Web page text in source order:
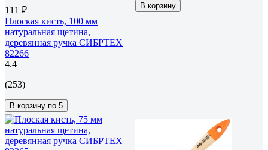
111 ₽
Плоская кисть, 100 мм
натуральная щетина,
деревянная ручка СИБРТЕХ
82266
4.4
(253)
В корзину по 5
В корзину